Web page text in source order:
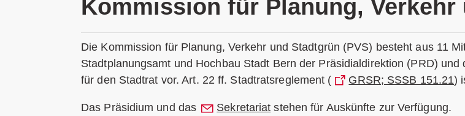
Kommission für Planung, Verkehr
Die Kommission für Planung, Verkehr und Stadtgrün (PVS) besteht aus 11
Stadtplanungsamt und Hochbau Stadt Bern der Präsidialdirektion (PRD)
für den Stadtrat vor. Art. 22 ff. Stadtratsreglement (
GRSR; SSSB 151.21)
Das Präsidium und das Sekretariat stehen für Auskünfte zur Verfügung.